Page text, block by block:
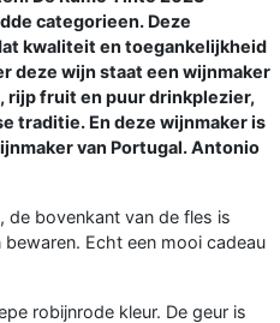
categorieen. Deze
kwaliteit en toegankelijkheid
deze wijn staat een wijnmaker
rijp fruit en puur drinkplezier,
traditie. En deze wijnmaker is
van Portugal. Antonio
de bovenkant van de fles is
Echt een mooi cadeau
robijnrode kleur. De geur is